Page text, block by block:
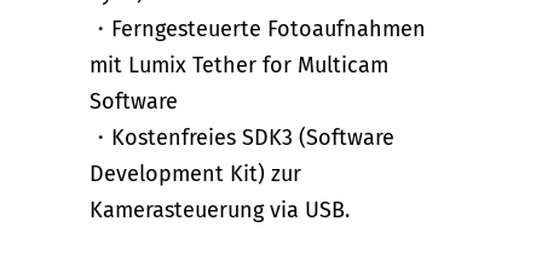
・Ferngesteuerte Fotoaufnahmen
mit Lumix Tether for Multicam
Software
・Kostenfreies SDK3 (Software
Development Kit) zur
Kamerasteuerung via USB.